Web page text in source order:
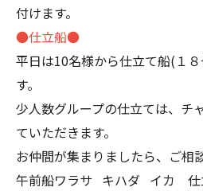
付けます。
●仕立船●
平日は10名様から仕立て船(１
す。
少人数グループの仕立ては、チ
ていただきます。
お仲間が集まりましたら、ご相
午前船ワラサ キハダ イカ